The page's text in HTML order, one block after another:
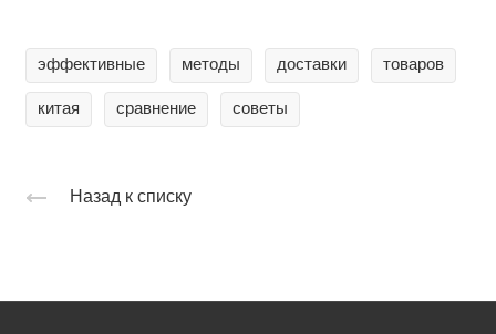
эффективные методы доставки товаров
китая сравнение советы
Назад к списку